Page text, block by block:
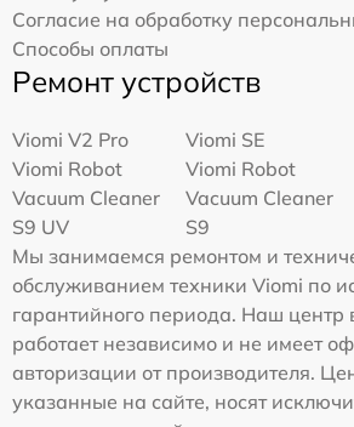
Согласие на обработку
Способы оплаты
Ремонт устройств
Viomi V2 Pro
Viomi SE
Viomi Robot
Vacuum Cleaner
S9 UV
Viomi Robot
Vacuum Cleaner
S9
Мы занимаемся ремонтом и
обслуживанием техники Viomi по
гарантийного периода. Наш центр
работает независимо и не имеет
авторизации от производителя.
указанные на сайте, носят